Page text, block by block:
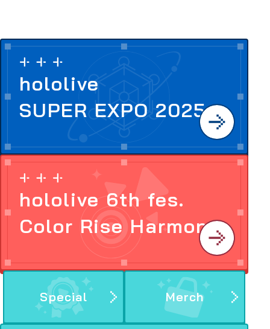
hololive
SUPER EXPO 2025
hololive 6th fes.
Color Rise Harmony
Special Merch